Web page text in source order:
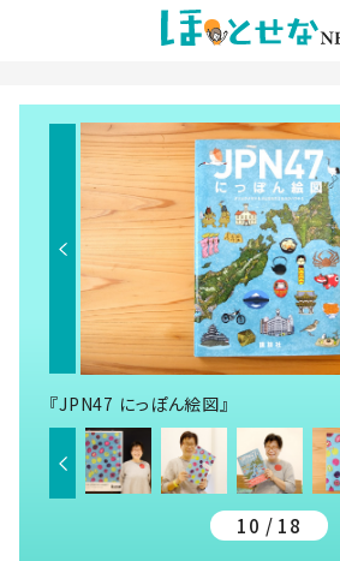
『JPN47 にっぽん絵図』
10 / 18